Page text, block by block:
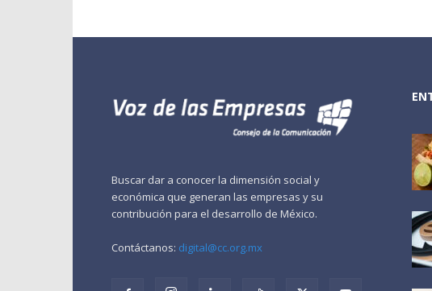
Buscar dar a conocer la dimensión social y
económica que generan las empresas y su
contribución para el desarrollo de México.
Contáctanos: digital@cc.org.mx